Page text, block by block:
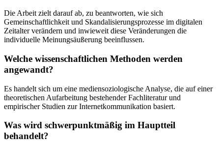
Die Arbeit zielt darauf ab, zu beantworten, wie sich
Gemeinschaftlichkeit und Skandalisierungsprozesse im digitalen
Zeitalter verändern und inwieweit diese Veränderungen die
individuelle Meinungsäußerung beeinflussen.
Welche wissenschaftlichen Methoden werden
angewandt?
Es handelt sich um eine mediensoziologische Analyse, die auf einer
theoretischen Aufarbeitung bestehender Fachliteratur und
empirischer Studien zur Internetkommunikation basiert.
Was wird schwerpunktmäßig im Hauptteil
behandelt?